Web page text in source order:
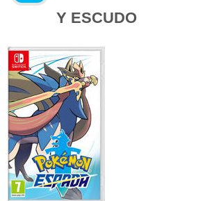
Y ESCUDO